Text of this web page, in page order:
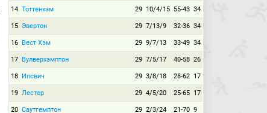
14 Тоттенхэм 29 10/4/15 55-43 34
15 Эвертон 29 7/13/9 32-36 34
16 Вест Хэм 29 9/7/13 33-49 34
17 Вулверхэмптон 29 7/5/17 40-58 26
18 Ипсвич 29 3/8/18 28-62 17
19 Лестер 29 4/5/20 25-65 17
20 Саутгемптон 29 2/3/24 21-70 9